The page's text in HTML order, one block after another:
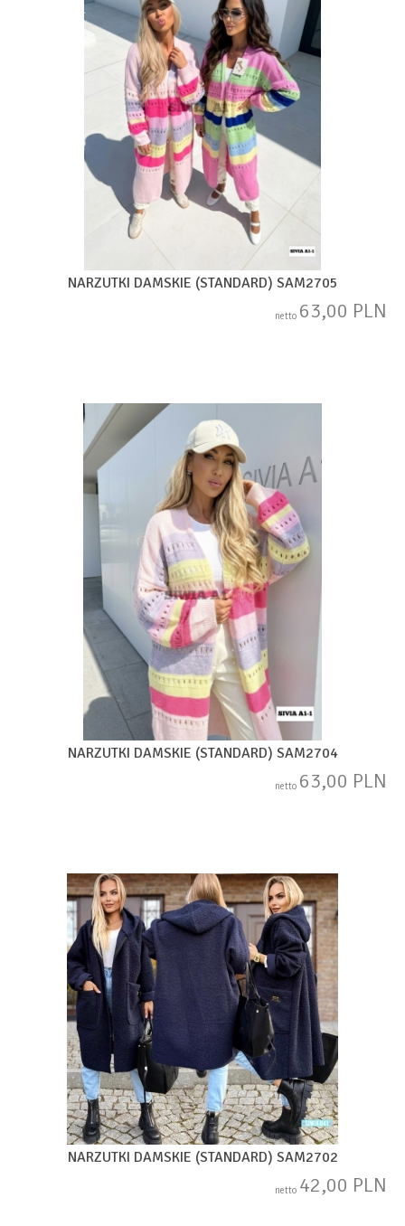
NARZUTKI DAMSKIE (STANDARD) SAM2705
netto 63,00 PLN
NARZUTKI DAMSKIE (STANDARD) SAM2704
netto 63,00 PLN
NARZUTKI DAMSKIE (STANDARD) SAM2702
netto 42,00 PLN